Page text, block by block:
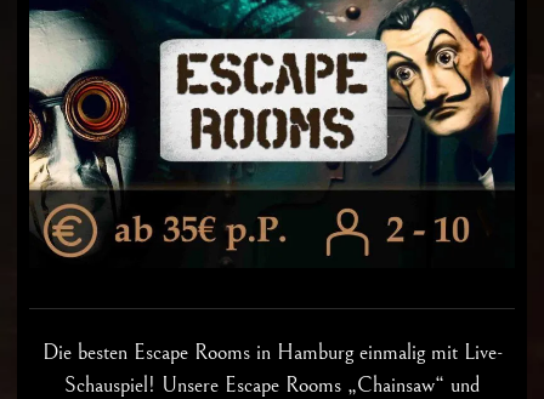
Die bestenEscape Rooms in Hamburgeinmalig mit Live-
Schauspiel! Unsere Escape Rooms „Chainsaw“ und